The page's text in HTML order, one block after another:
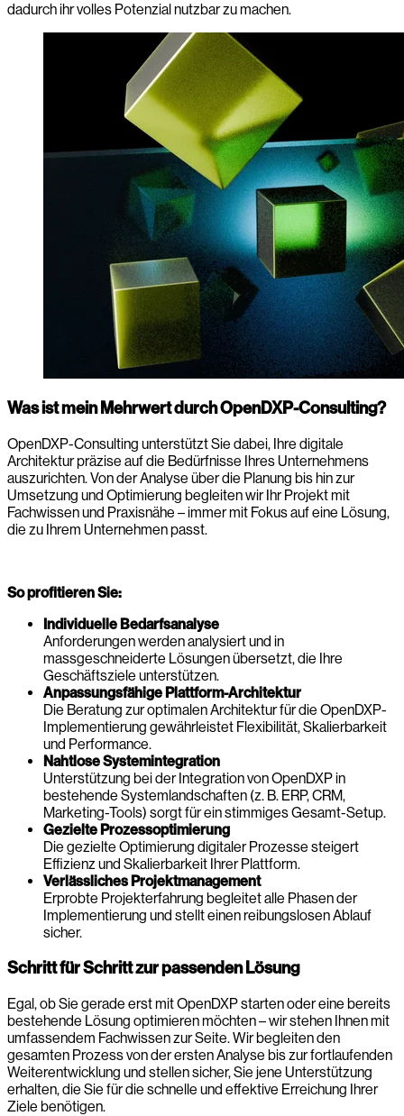
dadurch ihr volles Potenzial nutzbar zu machen.
Was ist mein Mehrwert durch OpenDXP-Consulting?
OpenDXP-Consulting unterstützt Sie dabei, Ihre digitale
Architektur präzise auf die Bedürfnisse Ihres Unternehmens
auszurichten. Von der Analyse über die Planung bis hin zur
Umsetzung und Optimierung begleiten wir Ihr Projekt mit
Fachwissen und Praxisnähe – immer mit Fokus auf eine Lösung,
die zu Ihrem Unternehmen passt.
So profitieren Sie:
Individuelle Bedarfsanalyse
Anforderungen werden analysiert und in
massgeschneiderte Lösungen übersetzt, die Ihre
Geschäftsziele unterstützen.
Anpassungsfähige Plattform-Architektur
Die Beratung zur optimalen Architektur für die OpenDXP-
Implementierung gewährleistet Flexibilität, Skalierbarkeit
und Performance.
Nahtlose Systemintegration
Unterstützung bei der Integration von OpenDXP in
bestehende Systemlandschaften (z. B. ERP, CRM,
Marketing-Tools) sorgt für ein stimmiges Gesamt-Setup.
Gezielte Prozessoptimierung
Die gezielte Optimierung digitaler Prozesse steigert
Effizienz und Skalierbarkeit Ihrer Plattform.
Verlässliches Projektmanagement
Erprobte Projekterfahrung begleitet alle Phasen der
Implementierung und stellt einen reibungslosen Ablauf
sicher.
Schritt für Schritt zur passenden Lösung
Egal, ob Sie gerade erst mit OpenDXP starten oder eine bereits
bestehende Lösung optimieren möchten – wir stehen Ihnen mit
umfassendem Fachwissen zur Seite. Wir begleiten den
gesamten Prozess von der ersten Analyse bis zur fortlaufenden
Weiterentwicklung und stellen sicher, Sie jene Unterstützung
erhalten, die Sie für die schnelle und effektive Erreichung Ihrer
Ziele benötigen.